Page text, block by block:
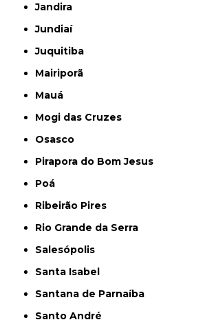
Jandira
Jundiaí
Juquitiba
Mairiporã
Mauá
Mogi das Cruzes
Osasco
Pirapora do Bom Jesus
Poá
Ribeirão Pires
Rio Grande da Serra
Salesópolis
Santa Isabel
Santana de Parnaíba
Santo André